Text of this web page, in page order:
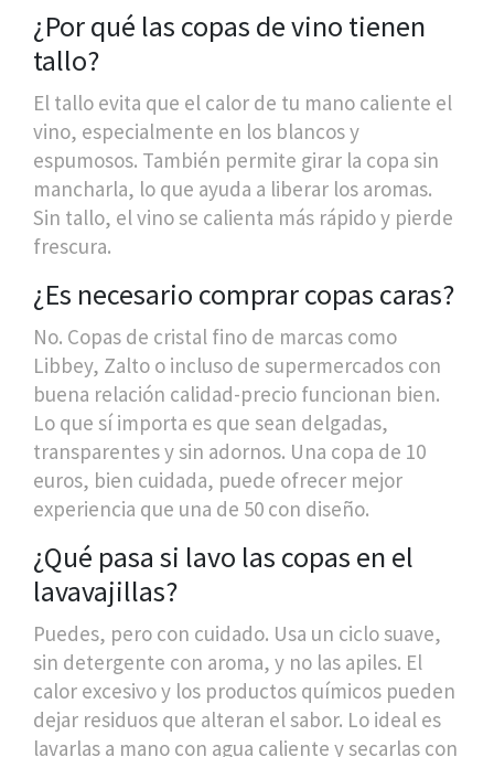
¿Por qué las copas de vino tienen
tallo?
El tallo evita que el calor de tu mano caliente el
vino, especialmente en los blancos y
espumosos. También permite girar la copa sin
mancharla, lo que ayuda a liberar los aromas.
Sin tallo, el vino se calienta más rápido y pierde
frescura.
¿Es necesario comprar copas caras?
No. Copas de cristal fino de marcas como
Libbey, Zalto o incluso de supermercados con
buena relación calidad-precio funcionan bien.
Lo que sí importa es que sean delgadas,
transparentes y sin adornos. Una copa de 10
euros, bien cuidada, puede ofrecer mejor
experiencia que una de 50 con diseño.
¿Qué pasa si lavo las copas en el
lavavajillas?
Puedes, pero con cuidado. Usa un ciclo suave,
sin detergente con aroma, y no las apiles. El
calor excesivo y los productos químicos pueden
dejar residuos que alteran el sabor. Lo ideal es
lavarlas a mano con agua caliente y secarlas con